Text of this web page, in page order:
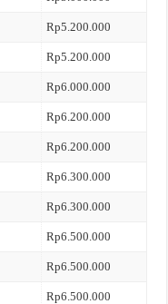
Rp5.200.000
Rp5.200.000
Rp6.000.000
Rp6.200.000
Rp6.200.000
Rp6.300.000
Rp6.300.000
Rp6.500.000
Rp6.500.000
Rp6.500.000